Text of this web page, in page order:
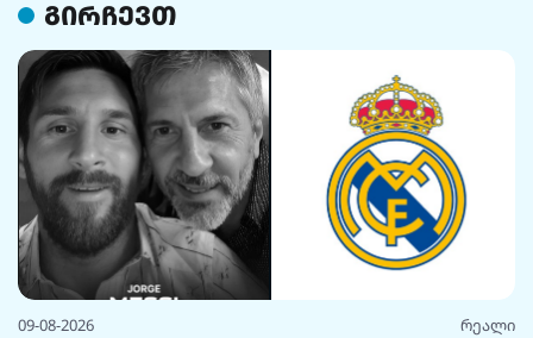
გირჩევთ
09-08-2026 რეალი